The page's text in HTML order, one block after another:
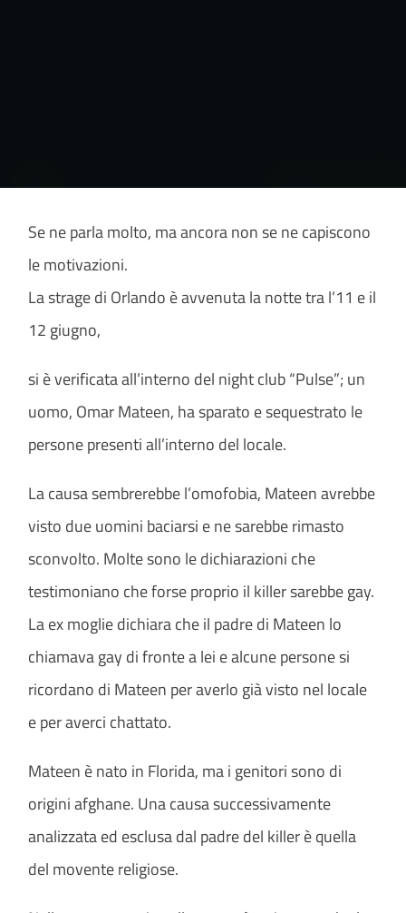
Se ne parla molto, ma ancora non se ne capiscono
le motivazioni.
La strage di Orlando è avvenuta la notte tra l’11 e il
12 giugno,
si è verificata all’interno del night club “Pulse”; un
uomo, Omar Mateen, ha sparato e sequestrato le
persone presenti all’interno del locale.
La causa sembrerebbe l’omofobia, Mateen avrebbe
visto due uomini baciarsi e ne sarebbe rimasto
sconvolto. Molte sono le dichiarazioni che
testimoniano che forse proprio il killer sarebbe gay.
La ex moglie dichiara che il padre di Mateen lo
chiamava gay di fronte a lei e alcune persone si
ricordano di Mateen per averlo già visto nel locale
e per averci chattato.
Mateen è nato in Florida, ma i genitori sono di
origini afghane. Una causa successivamente
analizzata ed esclusa dal padre del killer è quella
del movente religiose.